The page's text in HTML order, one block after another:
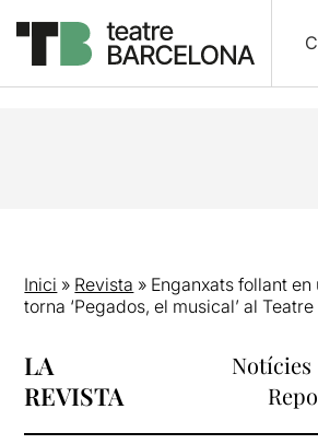
Inici » Revista » Enganxats follant
torna ‘Pegados, el musical’ al
LA
REVISTA
Notícies